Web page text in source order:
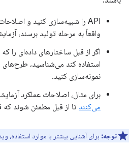
واقعاً به مرحله تولید برسند،
اگر از قبل ساختارهای داده‌ای را که
استفاده کند می‌شناسید، طرح‌های
نمونه‌سازی کنید.
برای مثال، اصلاحات عملکرد
می‌کنند تا از قبل مطمئن شوند
توجه: برای آشنایی بیشتر با موارد استفاده،